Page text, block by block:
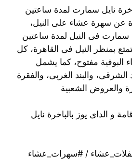
نايل سمارت لمدة ساعتين
عن سهرة عشاء على النيل،
سمارت فى النيل لمدة ساعتين
بمنظر النيل فى القاهرة، كل
البوفية مفتوح، كما يشمل
الشرقى، والبند الغربى، والفقرة
والعروض الشعبية
و الداى يوز بالباخرة نايل
/ #سهرات_عشاء